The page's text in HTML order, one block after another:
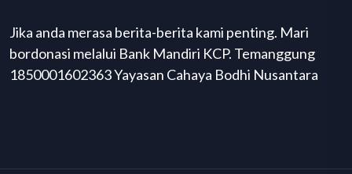
Jika anda merasa berita-berita kami penting. Mari
bordonasi melalui Bank Mandiri KCP. Temanggung
1850001602363 Yayasan Cahaya Bodhi Nusantara